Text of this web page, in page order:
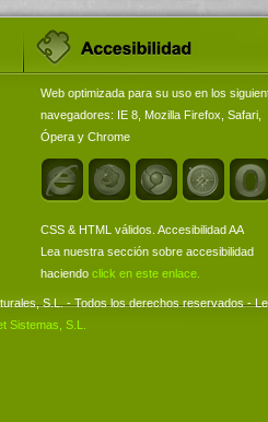
Web optimizada para su uso en los
navegadores: IE 8, Mozilla Firefox, Safari,
Ópera y Chrome
CSS & HTML válidos. Accesibilidad AA
Lea nuestra sección sobre accesibilidad
haciendo click en este enlace.
S.L. - Todos los derechos reservados -
Sistemas, S.L.